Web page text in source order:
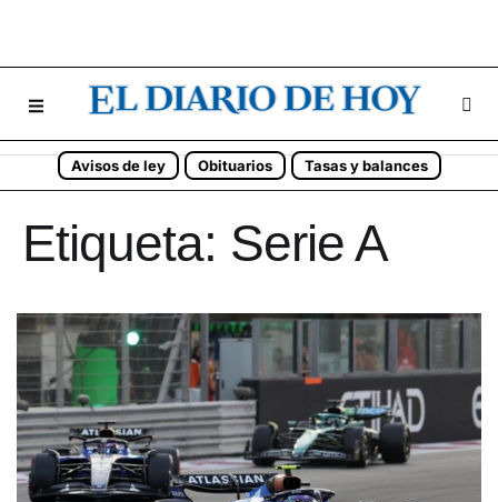
Avisos de ley Obituarios Tasas y balances
Etiqueta: Serie A